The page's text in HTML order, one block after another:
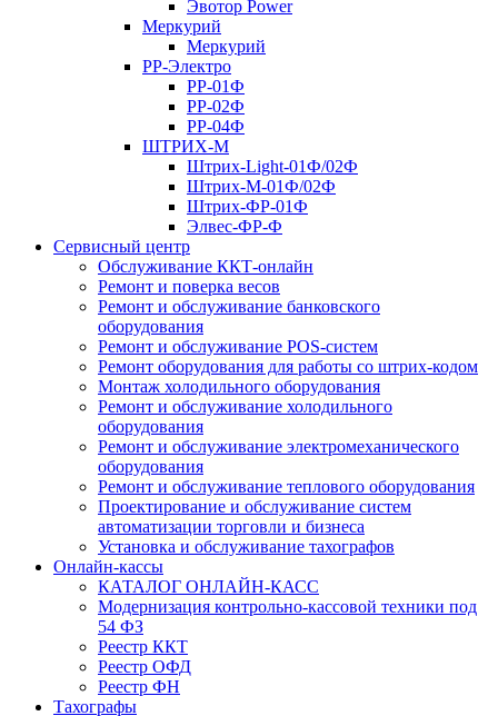
Эвотор Power
Меркурий
Меркурий
РР-Электро
РР-01Ф
РР-02Ф
РР-04Ф
ШТРИХ-М
Штрих-Light-01Ф/02Ф
Штрих-М-01Ф/02Ф
Штрих-ФР-01Ф
Элвес-ФР-Ф
Сервисный центр
Обслуживание ККТ-онлайн
Ремонт и поверка весов
Ремонт и обслуживание банковского
оборудования
Ремонт и обслуживание POS-систем
Ремонт оборудования для работы со штрих-кодом
Монтаж холодильного оборудования
Ремонт и обслуживание холодильного
оборудования
Ремонт и обслуживание электромеханического
оборудования
Ремонт и обслуживание теплового оборудования
Проектирование и обслуживание систем
автоматизации торговли и бизнеса
Установка и обслуживание тахографов
Онлайн-кассы
КАТАЛОГ ОНЛАЙН-КАСС
Модернизация контрольно-кассовой техники под
54 ФЗ
Реестр ККТ
Реестр ОФД
Реестр ФН
Тахографы